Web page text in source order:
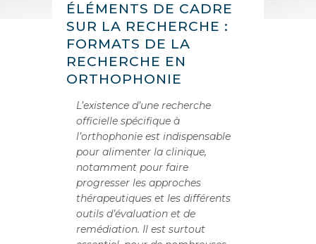
ÉLÉMENTS DE CADRE
SUR LA RECHERCHE :
FORMATS DE LA
RECHERCHE EN
ORTHOPHONIE
L’existence d’une recherche
officielle spécifique à
l’orthophonie est indispensable
pour alimenter la clinique,
notamment pour faire
progresser les approches
thérapeutiques et les différents
outils d’évaluation et de
remédiation. Il est surtout